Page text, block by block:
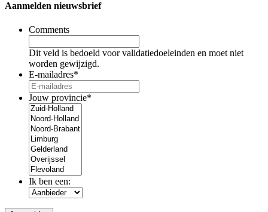
Aanmelden nieuwsbrief
Comments
Dit veld is bedoeld voor validatiedoeleinden en moet niet
worden gewijzigd.
E-mailadres*
Jouw provincie*
Ik ben een: